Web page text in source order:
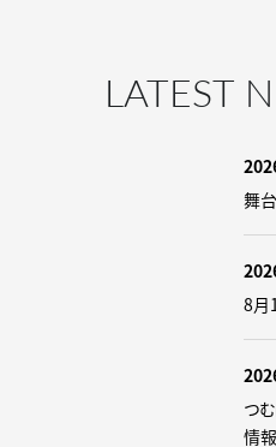
LATEST
舞
8月
つ
情